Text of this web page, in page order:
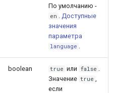
По умолчанию -
en .Доступные
значения
параметра
language .
boolean true или false .
Значение true ,
если